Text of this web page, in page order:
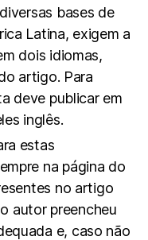
bases de
Latina, exigem a
dois idiomas,
artigo. Para
deve publicar em
inglês.
estas
na página do
no artigo
autor preencheu
e, caso não